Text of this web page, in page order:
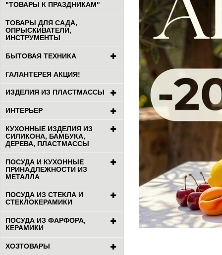
"ТОВАРЫ К ПРАЗДНИКАМ"
ТОВАРЫ ДЛЯ САДА,
ОПРЫСКИВАТЕЛИ,
ИНСТРУМЕНТЫ
БЫТОВАЯ ТЕХНИКА
ГАЛАНТЕРЕЯ АКЦИЯ!
ИЗДЕЛИЯ ИЗ ПЛАСТМАССЫ
ИНТЕРЬЕР
КУХОННЫЕ ИЗДЕЛИЯ ИЗ
СИЛИКОНА, БАМБУКА,
ДЕРЕВА, ПЛАСТМАССЫ
ПОСУДА И КУХОННЫЕ
ПРИНАДЛЕЖНОСТИ ИЗ
МЕТАЛЛА
ПОСУДА ИЗ СТЕКЛА И
СТЕКЛОКЕРАМИКИ
ПОСУДА ИЗ ФАРФОРА,
КЕРАМИКИ
ХОЗТОВАРЫ